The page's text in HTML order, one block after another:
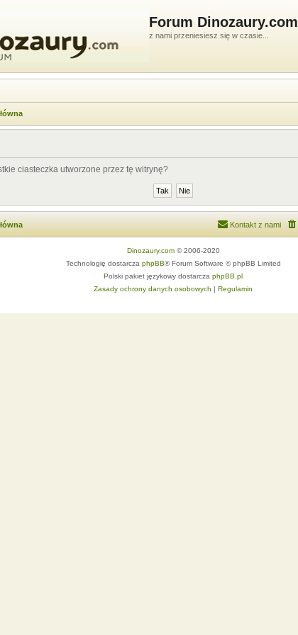
Forum Dinozaury.com
z nami przeniesiesz się w czasie...
ciasteczka utworzone przez tę witrynę?
Kontakt z nami
Dinozaury.com© 2006-2020
Technologię dostarcza phpBB® Forum Software © phpBB Limited
Polski pakiet językowy dostarcza phpBB.pl
Zasady ochrony danych osobowych | Regulamin